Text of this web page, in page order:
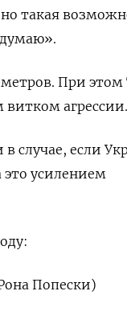
такая
При
витком агрессии.
случае, если
это усилением
Попески)